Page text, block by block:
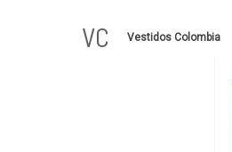
VC Vestidos Colombia